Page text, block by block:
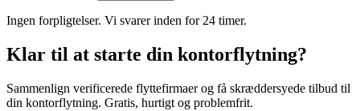
Ingen forpligtelser. Vi svarer inden for 24 timer.
Klar til at starte din kontorflytning?
Sammenlign verificerede flyttefirmaer og få skræddersyede tilbud til
din kontorflytning. Gratis, hurtigt og problemfrit.